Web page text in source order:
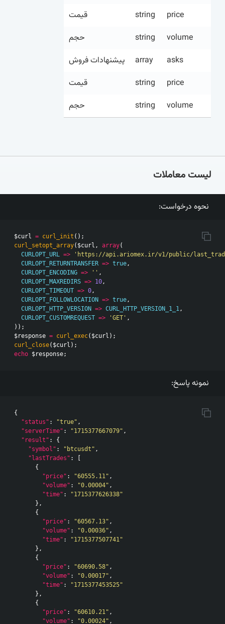
price
string
قیمت
volume
string
حجم
asks
array
پیشنهادات فروش
price
string
قیمت
volume
string حجم
لیست معاملات
نحوه درخواست:
$curl = curl_init ();
curl_setopt_array( $curl , array(
CURLOPT_URL =>
'https://api.ariomex.ir/v1/public/
CURLOPT_RETURNTRANSFER => true,
CURLOPT_ENCODING => '' ,
CURLOPT_MAXREDIRS => 10,
CURLOPT_TIMEOUT => 0,
CURLOPT_FOLLOWLOCATION => true,
CURLOPT_HTTP_VERSION => CURL_HTTP_VERSION_1_1,
CURLOPT_CUSTOMREQUEST => 'GET' ,
));
$response = curl_exec( $curl );
curl_close( $curl );
echo $response;
نمونه پاسخ:
{
"status" : "true" ,
"serverTime" : "1715377667079" ,
"result" :
{
"symbol" : "btcusdt" ,
"lastTrades" :
{
"price" : "60555.11" ,
"volume" : "0.00004" ,
"time" :
"1715377626338"
},
{
"price" : "60567.13" ,
"volume" : "0.00036" ,
"time" :
"1715377507741"
},
{
"price" : "60690.58" ,
"volume" : "0.00017" ,
"time" :
"1715377453525"
},
{
"price" : "60610.21" ,
"volume" : "0.00024" ,